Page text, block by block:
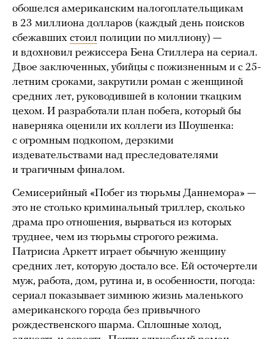
обошелся американским налогоплательщикам
в 23 миллиона долларов (каждый день поисков
сбежавших стоил полиции по миллиону) —
и вдохновил режиссера Бена Стиллера на сериал.
Двое заключенных, убийцы с пожизненным и с 25-
летним сроками, закрутили роман с женщиной
средних лет, руководившей в колонии ткацким
цехом. И разработали план побега, который бы
наверняка оценили их коллеги из Шоушенка:
с огромным подкопом, дерзкими
издевательствами над преследователями
и трагичным финалом.
Семисерийный «Побег из тюрьмы Даннемора» —
это не столько криминальный триллер, сколько
драма про отношения, вырваться из которых
труднее, чем из тюрьмы строгого режима.
Патрисиа Аркетт играет обычную женщину
средних лет, которую достало все. Ей осточертели
муж, работа, дом, рутина и, в особенности, погода:
сериал показывает зимнюю жизнь маленького
американского города без привычного
рождественского шарма. Сплошные холод,